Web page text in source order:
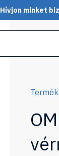
Hívjon minket